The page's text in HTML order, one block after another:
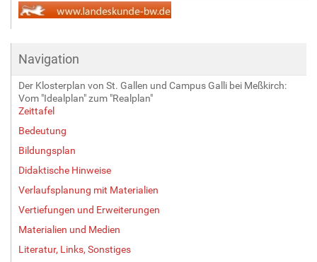
Navigation
Der Klosterplan von St. Gallen und Campus Galli bei Meßkirch:
Vom "Idealplan" zum "Realplan"
Zeittafel
Bedeutung
Bildungsplan
Didaktische Hinweise
Verlaufsplanung mit Materialien
Vertiefungen und Erweiterungen
Materialien und Medien
Literatur, Links, Sonstiges